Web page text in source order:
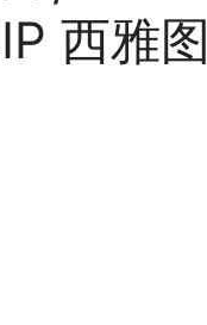
西雅图